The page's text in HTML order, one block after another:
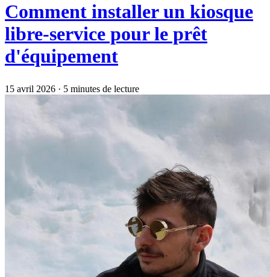
Comment installer un kiosque
libre-service pour le prêt
d'équipement
15 avril 2026 · 5 minutes de lecture